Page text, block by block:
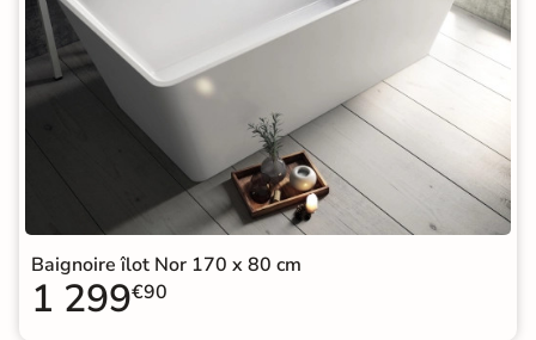
Baignoire îlot Nor 170 x 80 cm
1 299€90